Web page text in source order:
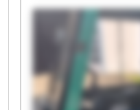
Adolf GmbH Herzog
GmbH Herzog Adolf
Herzog Adolf GmbH
GmbH Herzog Adolf